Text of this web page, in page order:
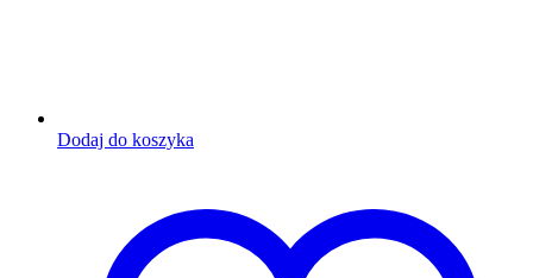
Dodaj do koszyka